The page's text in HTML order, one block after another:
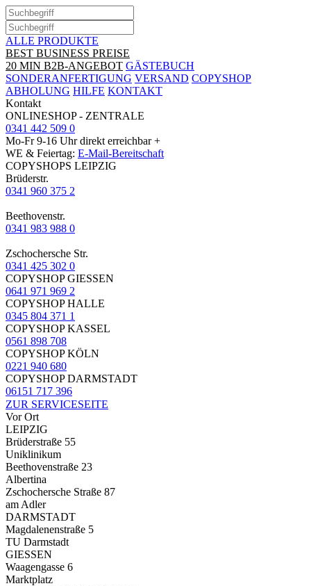
ALLE PRODUKTE
BEST BUSINESS PREISE
20 MIN B2B-ANGEBOT GÄSTEBUCH
SONDERANFERTIGUNG VERSAND COPYSHOP
ABHOLUNG HILFE KONTAKT
Kontakt
ONLINESHOP - ZENTRALE
0341 442 509 0
Mo-Fr 9-16 Uhr direkt erreichbar +
WE & Feiertag: E-Mail-Bereitschaft
COPYSHOPS LEIPZIG
Brüderstr.
0341 960 375 2
Beethovenstr.
0341 983 988 0
Zschochersche Str.
0341 425 302 0
COPYSHOP GIESSEN
0641 971 969 2
COPYSHOP HALLE
0345 804 371 1
COPYSHOP KASSEL
0561 898 708
COPYSHOP KÖLN
0221 940 680
COPYSHOP DARMSTADT
06151 717 396
ZUR SERVICESEITE
Vor Ort
LEIPZIG
Brüderstraße 55
Uniklinikum
Beethovenstraße 23
Albertina
Zschochersche Straße 87
am Adler
DARMSTADT
Magdalenenstraße 5
TU Darmstadt
GIESSEN
Waagengasse 6
Marktplatz